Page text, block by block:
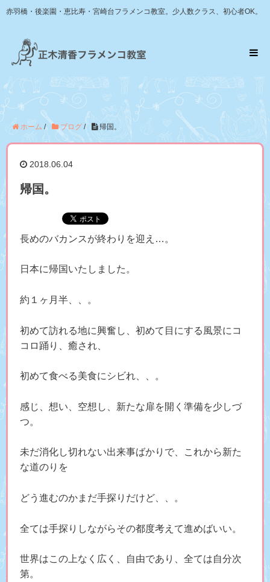
赤羽橋・後楽園・恵比寿・宮崎台フラメンコ教室。少人数クラス、初心者OK。
ホーム / ブログ / 帰国。
2018.06.04
帰国。
長めのバカンスが終わりを迎え…。
日本に帰国いたしました。
約１ヶ月半、、。
初めて訪れる地に興奮し、初めて目にする風景にコ
コロ踊り、癒され、
初めて食べる美食にシビれ、、。
感じ、想い、空想し、新たな扉を開く準備を少しづ
つ。
未だ消化し切れない出来事ばかりで、これから新た
な道のりを
どう進むのかまだ手探りだけど、、。
全ては手探りしながらその都度考えて進めばいい。
世界はこの上なく広く、自由であり、全ては自分次
第。